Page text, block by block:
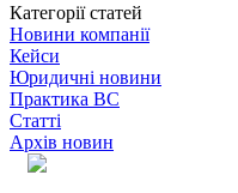
Категорії статей
Новини компанії
Кейси
Юридичні новини
Практика ВС
Статті
Архів новин